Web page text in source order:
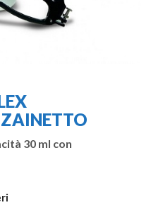
30 ml con